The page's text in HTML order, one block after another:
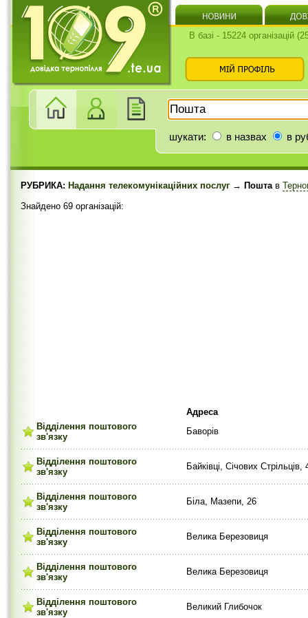
В базі - 15224 організацій
шукати: в назвах в
РУБРИКА: Надання телекомунікаційних послуг → Поштав
Знайдено 69 організацій:
Адреса
Відділення поштового
зв'язку
Баворів
Відділення поштового
зв'язку
Байківці, Січових Стрільців,
Відділення поштового
зв'язку
Біла, Мазепи, 26
Відділення поштового
зв'язку
Велика Березовиця
Відділення поштового
зв'язку
Велика Березовиця
Відділення поштового
зв'язку
Великий Глибочок